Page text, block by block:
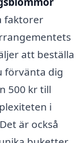
faktorer
att beställa
förvänta dig
500 kr till
i
är också